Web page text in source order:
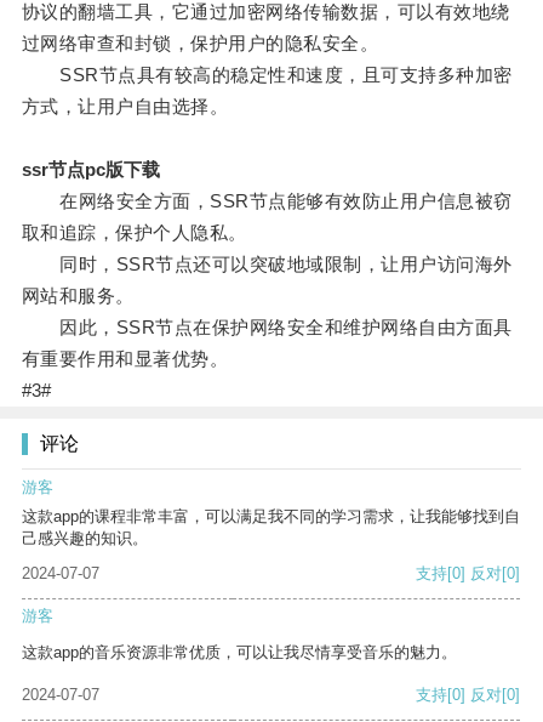
协议的翻墙工具，它通过加密网络传输数据，可以有效地绕
过网络审查和封锁，保护用户的隐私安全。
SSR节点具有较高的稳定性和速度，且可支持多种加密
方式，让用户自由选择。
ssr节点pc版下载
在网络安全方面，SSR节点能够有效防止用户信息被窃
取和追踪，保护个人隐私。
同时，SSR节点还可以突破地域限制，让用户访问海外
网站和服务。
因此，SSR节点在保护网络安全和维护网络自由方面具
有重要作用和显著优势。
#3#
评论
游客
这款app的课程非常丰富，可以满足我不同的学习需求，让我能够找到自
己感兴趣的知识。
2024-07-07
支持[0] 反对[0]
游客
这款app的音乐资源非常优质，可以让我尽情享受音乐的魅力。
2024-07-07 支持[0] 反对[0]